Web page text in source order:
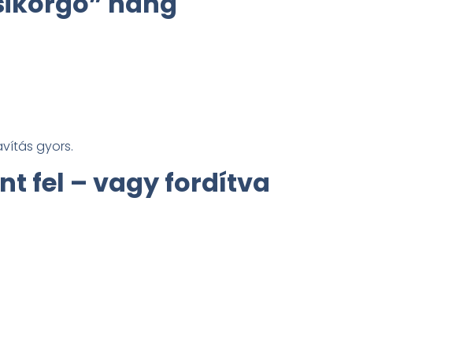
gyors.
fel – vagy fordítva